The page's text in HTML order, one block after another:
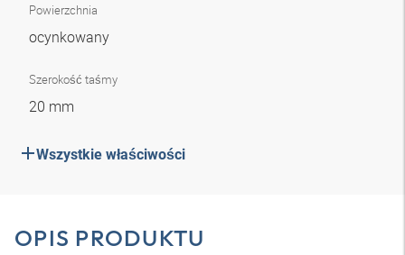
Powierzchnia
ocynkowany
Szerokość taśmy
20 mm
Wszystkie właściwości
OPIS PRODUKTU